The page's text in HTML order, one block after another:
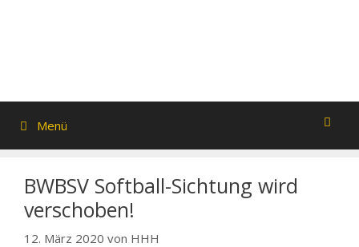
Menü
BWBSV Softball-Sichtung wird
verschoben!
12. März 2020 von HHH